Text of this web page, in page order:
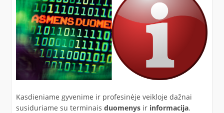
Kasdieniame gyvenime ir profesinėje veikloje dažnai
susiduriame su terminais duomenysir informacija.